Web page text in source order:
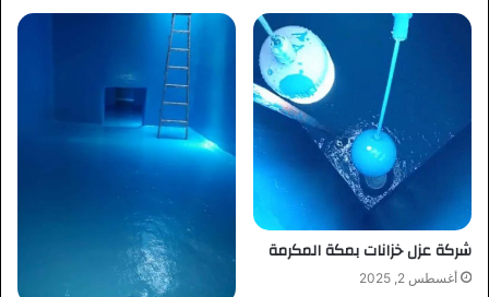
شركة عزل خزانات بمكة المكرمة
أغسطس 2, 2025